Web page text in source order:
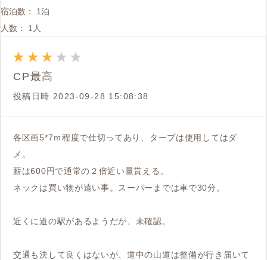
宿泊数：
1泊
人数：
1人
CP最高
投稿日時 2023-09-28 15:08:38
各区画5*7ｍ程度で仕切ってあり、タープは使用してはダ
メ。
薪は600円で通常の２倍近い量貰える。
ネックは買い物が遠い事。スーパーまでは車で30分。
近くに道の駅があるようだが、未確認。
交通も決して良くはないが、道中の山道は整備が行き届いて